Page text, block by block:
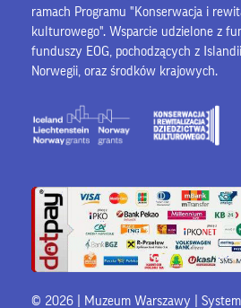
ramach Programu "Konserwacja i
kulturowego". Wsparcie udzielone z
funduszy EOG, pochodzących z
Norwegii, oraz środków krajowych.
© 2026 | Muzeum Warszawy |